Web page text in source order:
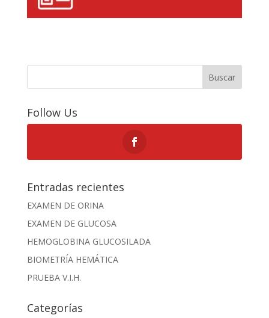
Buscar
Follow Us
Entradas recientes
EXAMEN DE ORINA
EXAMEN DE GLUCOSA
HEMOGLOBINA GLUCOSILADA
BIOMETRÍA HEMÁTICA
PRUEBA V.I.H.
Categorías